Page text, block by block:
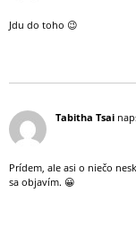
Jdu do toho 😉
Tabitha Tsai
Prídem, ale asi o niečo
sa objavím. 😀